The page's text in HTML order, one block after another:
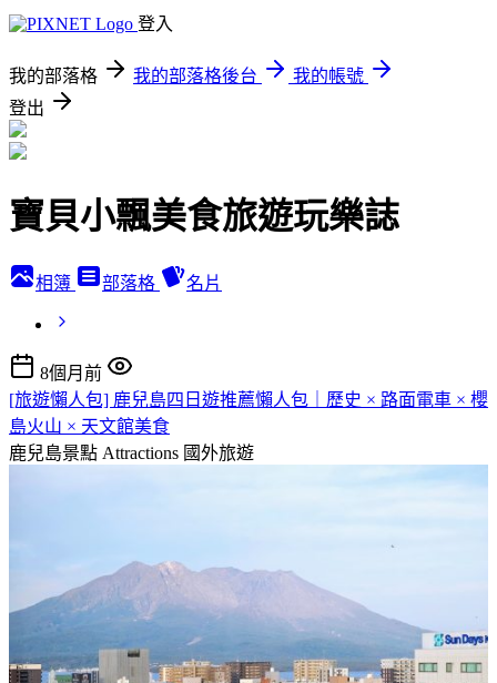
登入
我的部落格 我的部落格後台
我的帳號
登出
寶貝小飄美食旅遊玩樂誌
相簿 部落格 名片
8個月前
[旅遊懶人包] 鹿兒島四日遊推薦懶人包｜歷史 × 路面電車 × 櫻
島火山 × 天文館美食
鹿兒島景點 Attractions 國外旅遊